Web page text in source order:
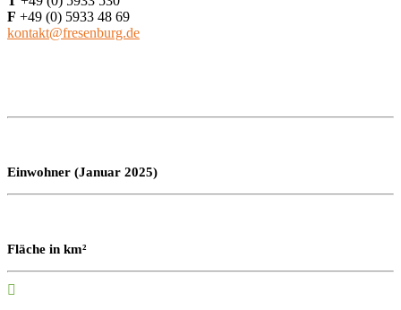
F +49 (0) 5933 48 69
kontakt@fresenburg.de
Einwohner (Januar 2025)
Fläche in km²
